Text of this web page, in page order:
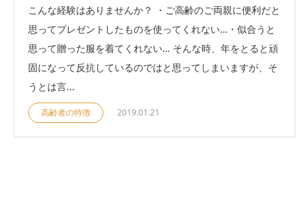
こんな経験はありませんか？ ・ご高齢のご両親に便利だと
思ってプレゼントしたものを使ってくれない…・似合うと
思って贈った服を着てくれない… そんな時、年をとると頑
固になって反抗しているのではと思ってしまいますが、そ
うとは言...
高齢者の特徴 2019.01.21